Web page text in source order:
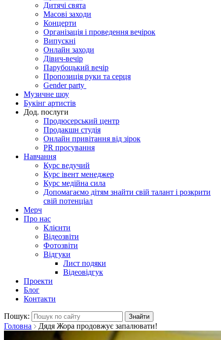
Дитячі свята
Масові заходи
Концерти
Організація і проведення вечірок
Випускні
Онлайн заходи
Дівич-вечір
Парубоцький вечір
Пропозиція руки та серця
Gender party
Музичне шоу
Букінг артистів
Дод. послуги
Продюсерський центр
Продакшн студія
Онлайн привітання від зірок
PR просування
Навчання
Курс ведучий
Курс івент менеджер
Курс медійна сила
Допомагаємо дітям знайти свій талант і розкрити
свій потенціал
Мерч
Про нас
Клієнти
Відеозвіти
Фотозвіти
Відгуки
Лист подяки
Відеовідгук
Проекти
Блог
Контакти
Пошук:
Головна
Дядя Жора продовжує запалювати!